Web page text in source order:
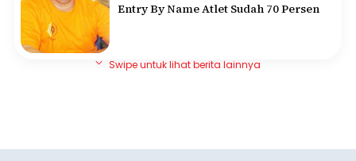
Entry By Name Atlet Sudah 70 Persen
Swipe untuk lihat berita lainnya